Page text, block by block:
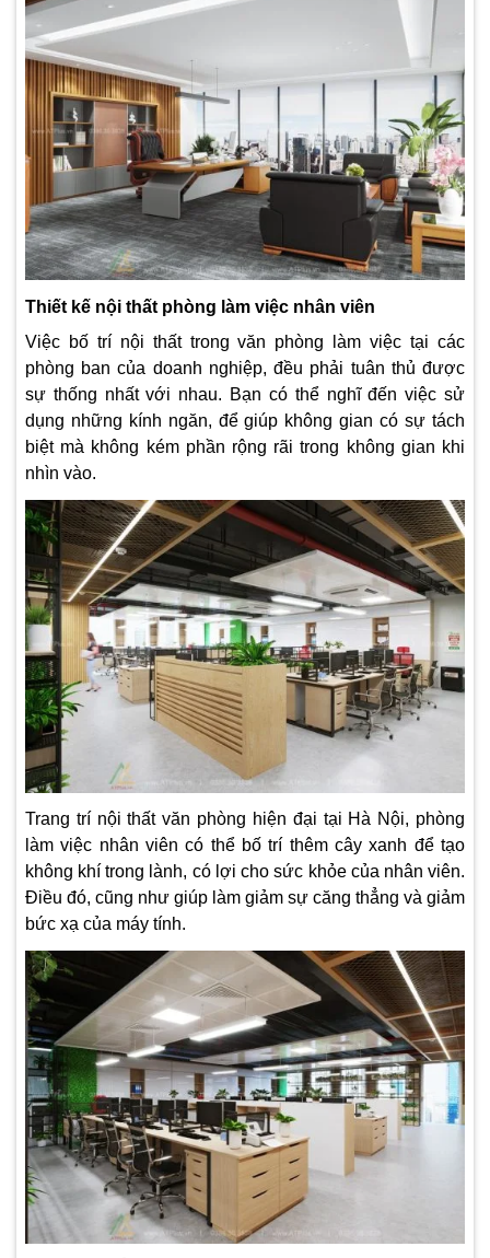
Thiết kế nội thất phòng làm việc nhân viên
Việc bố trí nội thất trong văn phòng làm việc tại các
phòng ban của doanh nghiệp, đều phải tuân thủ được
sự thống nhất với nhau. Bạn có thể nghĩ đến việc sử
dụng những kính ngăn, để giúp không gian có sự tách
biệt mà không kém phần rộng rãi trong không gian khi
nhìn vào.
Trang trí nội thất văn phòng hiện đại tại Hà Nội, phòng
làm việc nhân viên có thể bố trí thêm cây xanh để tạo
không khí trong lành, có lợi cho sức khỏe của nhân viên.
Điều đó, cũng như giúp làm giảm sự căng thẳng và giảm
bức xạ của máy tính.